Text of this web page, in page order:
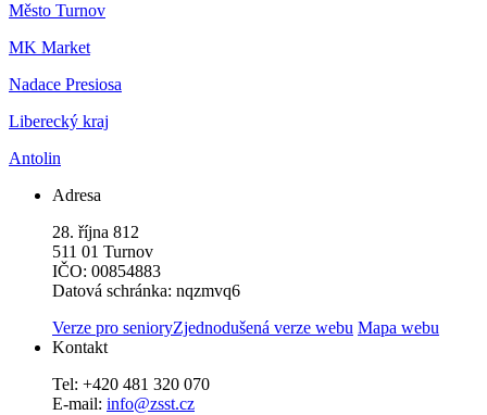
Město Turnov
MK Market
Nadace Presiosa
Liberecký kraj
Antolin
Adresa
28. října 812
511 01 Turnov
IČO: 00854883
Datová schránka: nqzmvq6
Verze pro senioryZjednodušená verze webu Mapa webu
Kontakt
Tel: +420 481 320 070
E-mail: info@zsst.cz